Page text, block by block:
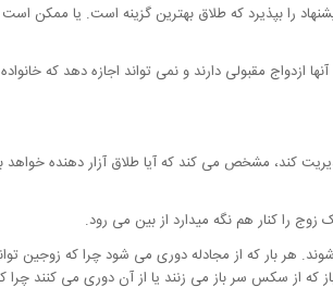
را بپذیرد که طلاق بهترین گزینه است. یا ممکن
مقبولی دارند و نمی تواند اجازه دهد که
کند، مشخص می کند که آیا طلاق آزار دهنده خواهد
را کنار هم نگه میدارد از بین می رود.
هر بار که از مجادله دوری می شود چرا که زوجین
که از سکس سر باز می زنند یا از آن دوری می کنند